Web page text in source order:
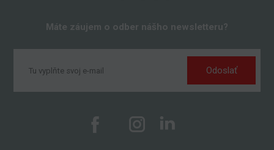
Máte záujem o odber nášho newsletteru?
Odoslať